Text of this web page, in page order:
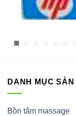
DANH MỤC SẢN
Bồn tắm massage